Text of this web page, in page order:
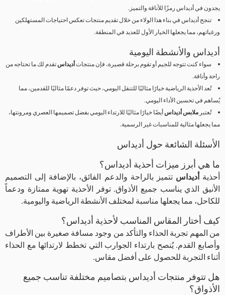
يجدون في أديداس رمزًا للأناقة والتميز.
تنجح أديداس في بناء هذا الولاء من خلال تقديم منتجات تعكس احتياجات المستهلكين
ورغباتهم، مما يجعلها الخيار الأول للعديد في المنطقة.
أديداس والأنشطة اليومية
سواء كنت تتوجه للجيم أو تقوم برحلة قصيرة، فإن منتجاتأديداستقدم لك ما تحتاجه من
راحة وأناقة.
تُعد الأحذية الرياضية خيارًا مثاليًا للتنقل اليومي، حيث توفر دعمًا مثاليًا للقدمين، مما
يُساهم في تحسين الأداء اليومي.
تُعتبرملابس أديداسأيضًا خيارًا مثاليًا للارتداء اليومي بفضل تصميمها العصري ومرونتها،
مما يجعلها مثالية للمناسبات غير الرسمية.
الأسئلة الشائعة حول أديداس
ما هي أبرز ميزات أحذية أديداس؟
أحذيةأديداستتميز بالراحة والدعم الفائق، بالإضافة إلى التصميم
الأنيق الذي يناسب جميع الأذواق. توفر الأحذية تهوية ممتازة ودعماً
للكاحل، مما يجعلها مناسبة لمختلف الأنشطة الرياضية واليومية.
كيف أختار المقاس المناسب لأحذية أديداس؟
من المهم تجربة الحذاء والتأكد من وجود مسافة صغيرة بين الأطراف
وأصابع القدم. يُنصح بارتداء الجوارب التي تخطط لارتدائها مع الحذاء
أثناء التجربة للحصول على أفضل مقاس.
هل تتوفر منتجات أديداس بتصاميم مختلفة تناسب جميع
الأذواق؟